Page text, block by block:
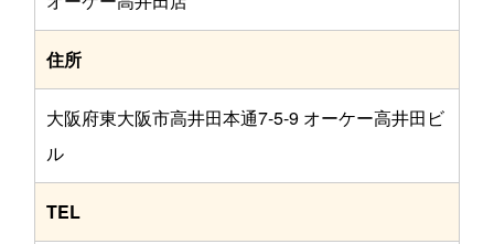
住所
大阪府東大阪市高井田本通7-5-9 オーケー高井田ビ
ル
TEL